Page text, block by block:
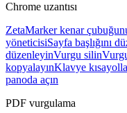
Chrome uzantısı
ZetaMarker kenar
yöneticisiSayfa başlığını
düzenleyinVurgu silin
kopyalayınKlavye
panoda açın
PDF vurgulama